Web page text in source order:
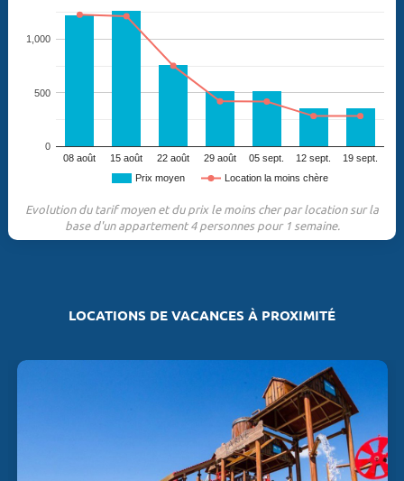
Prix moyen Location la moins chère
08 août 15 août 22 août 29 août 05 sept. 12 sept. 19 sept.
0
500
1,000
Evolution du tarif moyen et du prix le moins cher par location sur la
base d'un appartement 4 personnes pour 1 semaine.
LOCATIONS DE VACANCES À PROXIMITÉ